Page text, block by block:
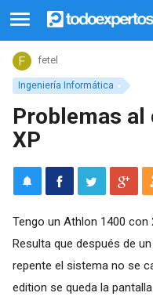
Ingeniería Informática
fetel
Problemas al
XP
Tengo un Athlon 1400 con
Resulta que después de
repente el sistema no se
edition se queda la